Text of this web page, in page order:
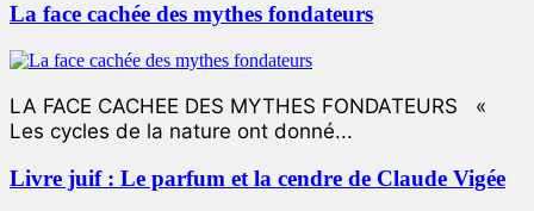
La face cachée des mythes fondateurs
LA FACE CACHEE DES MYTHES FONDATEURS «
Les cycles de la nature ont donné...
Livre juif : Le parfum et la cendre de Claude Vigée